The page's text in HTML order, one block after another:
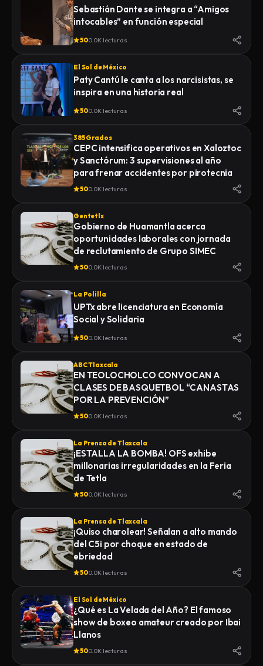
Sebastián Dante se integra a “Amigos
intocables” en función especial
500.0K lecturas
El Sol de México
Paty Cantú le canta a los narcisistas, se
inspira en una historia real
500.0K lecturas
385 Grados
CEPC intensifica operativos en Xaloztoc
y Sanctórum: 3 supervisiones al año
para frenar accidentes por pirotecnia
500.0K lecturas
Gentetlx
Gobierno de Huamantla acerca
oportunidades laborales con jornada
de reclutamiento de Grupo SIMEC
500.0K lecturas
La Polilla
UPTx abre licenciatura en Economía
Social y Solidaria
500.0K lecturas
ABC Tlaxcala
EN TEOLOCHOLCO CONVOCAN A
CLASES DE BASQUETBOL “CANASTAS
POR LA PREVENCIÓN”
500.0K lecturas
La Prensa de Tlaxcala
¡ESTALLA LA BOMBA! OFS exhibe
millonarias irregularidades en la Feria
de Tetla
500.0K lecturas
La Prensa de Tlaxcala
¡Quiso charolear! Señalan a alto mando
del C5i por choque en estado de
ebriedad
500.0K lecturas
El Sol de México
¿Qué es La Velada del Año? El famoso
show de boxeo amateur creado por Ibai
Llanos
500.0K lecturas